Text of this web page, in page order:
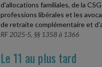
d'allocations familiales, de la
professions libérales et les
de retraite complémentaire et
RF 2025-5, §§ 1358 à 1366
Le 11 au plus tard